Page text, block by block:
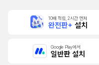
10배 적립, 2시간 먼저
완전판+ 설치
Google Play에서
일반판 설치